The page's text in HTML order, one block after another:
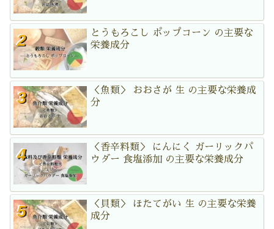
とうもろこし ポップコーン の主要な
栄養成分
＜魚類＞ おおさが 生 の主要な栄養成
分
＜香辛料類＞ にんにく ガーリックパ
ウダー 食塩添加 の主要な栄養成分
＜貝類＞ ほたてがい 生 の主要な栄養
成分